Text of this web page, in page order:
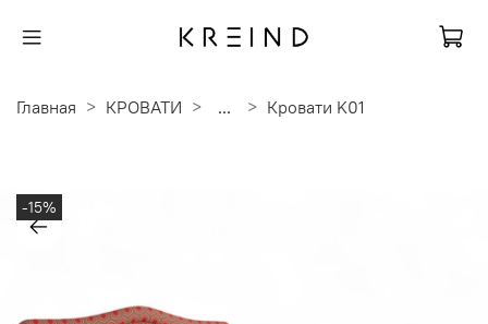
Главная КРОВАТИ ... Кровати K01
-15%